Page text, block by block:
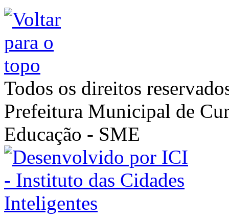
Todos os direitos
Prefeitura Municipal de
Educação - SME